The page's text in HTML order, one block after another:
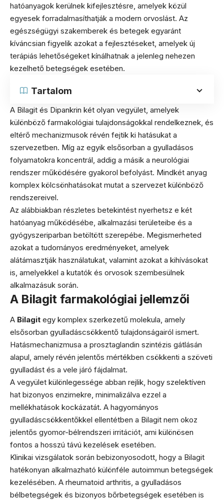
hatóanyagok kerülnek kifejlesztésre, amelyek közül
egyesek forradalmasíthatják a modern orvoslást. Az
egészségügyi szakemberek és betegek egyaránt
kíváncsian figyelik azokat a fejlesztéseket, amelyek új
terápiás lehetőségeket kínálhatnak a jelenleg nehezen
kezelhető betegségek esetében.
Tartalom
A Bilagit és Dipankrin két olyan vegyület, amelyek
különböző farmakológiai tulajdonságokkal rendelkeznek, és
eltérő mechanizmusok révén fejtik ki hatásukat a
szervezetben. Míg az egyik elsősorban a gyulladásos
folyamatokra koncentrál, addig a másik a neurológiai
rendszer működésére gyakorol befolyást. Mindkét anyag
komplex kölcsönhatásokat mutat a szervezet különböző
rendszereivel.
Az alábbiakban részletes betekintést nyerhetsz e két
hatóanyag működésébe, alkalmazási területeibe és a
gyógyszeriparban betöltött szerepébe. Megismerheted
azokat a tudományos eredményeket, amelyek
alátámasztják használatukat, valamint azokat a kihívásokat
is, amelyekkel a kutatók és orvosok szembesülnek
alkalmazásuk során.
A Bilagit farmakológiai jellemzői
A Bilagit egy komplex szerkezetű molekula, amely
elsősorban gyulladáscsökkentő tulajdonságairól ismert.
Hatásmechanizmusa a prosztaglandin szintézis gátlásán
alapul, amely révén jelentős mértékben csökkenti a szöveti
gyulladást és a vele járó fájdalmat.
A vegyület különlegessége abban rejlik, hogy szelektíven
hat bizonyos enzimekre, minimalizálva ezzel a
mellékhatások kockázatát. A hagyományos
gyulladáscsökkentőkkel ellentétben a Bilagit nem okoz
jelentős gyomor-bélrendszeri irritációt, ami különösen
fontos a hosszú távú kezelések esetében.
Klinikai vizsgálatok során bebizonyosodott, hogy a Bilagit
hatékonyan alkalmazható különféle autoimmun betegségek
kezelésében. A rheumatoid arthritis, a gyulladásos
bélbetegségek és bizonyos bőrbetegségek esetében is